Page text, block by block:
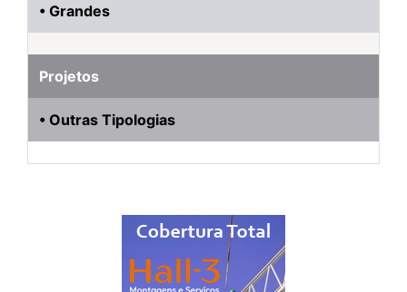
• Grandes
Projetos
• Outras Tipologias